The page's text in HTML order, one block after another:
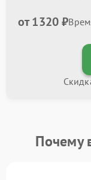
от 1320 ₽
Почему